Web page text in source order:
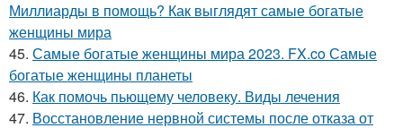
Миллиарды в помощь? Как выглядят самые богатые
женщины мира
45. Самые богатые женщины мира 2023. FX.co Самые
богатые женщины планеты
46. Как помочь пьющему человеку. Виды лечения
47. Восстановление нервной системы после отказа от